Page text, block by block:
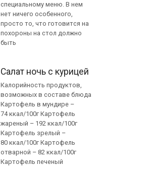
специальному меню. В нем
нет ничего особенного,
просто то, что готовится на
похороны на стол должно
быть
Салат ночь с курицей
Калорийность продуктов,
возможных в составе блюда
Картофель в мундире –
74 ккал/100г Картофель
жареный – 192 ккал/100г
Картофель зрелый –
80 ккал/100г Картофель
отварной – 82 ккал/100г
Картофель печеный